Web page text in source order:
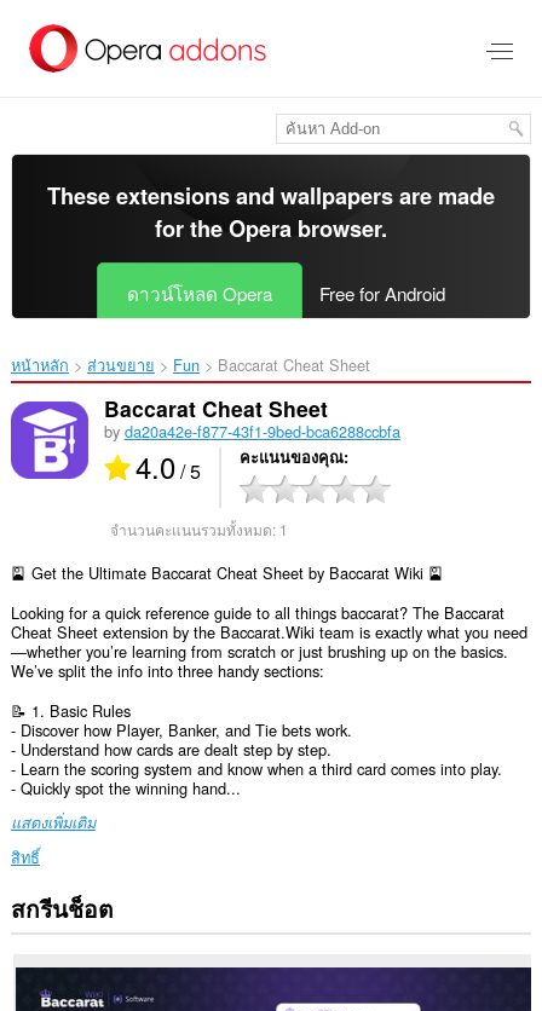
These extensions and wallpapers are made
for theOpera browser.
ดาวน์โหลด Opera Free for Android
หน้าหลัก ส่วนขยาย Fun Baccarat Cheat Sheet‎
Baccarat Cheat Sheet
by da20a42e-f877-43f1-9bed-bca6288ccbfa
4.0/ 5 คะแนนของคุณ
จำนวนคะแนนรวมทั้งหมด: 1
🎴 Get the Ultimate Baccarat Cheat Sheet by Baccarat Wiki 🎴
Looking for a quick reference guide to all things baccarat? The Baccarat
Cheat Sheet extension by the Baccarat.Wiki team is exactly what you need
—whether you’re learning from scratch or just brushing up on the basics.
We’ve split the info into three handy sections:
📝 1. Basic Rules
- Discover how Player, Banker, and Tie bets work.
- Understand how cards are dealt step by step.
- Learn the scoring system and know when a third card comes into play.
- Quickly spot the winning hand...
แสดงเพิ่มเติม
สิทธิ์
ส่วน
ขยาย
สามารถ
สกรีนช็อต